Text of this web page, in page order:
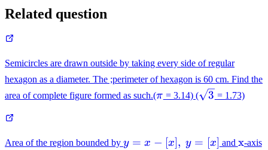
Related question
Semicircles are drawn outside by taking every side of regular
hexagon as a diameter. The ;perimeter of hexagon is 60 cm. Find the
area of complete figure formed as such.(\pi
π = 3.14) (\sqrt3
3 = 1.73)
Area of the region bounded by y=x-
y = x − [x], y = [x] and x-axis